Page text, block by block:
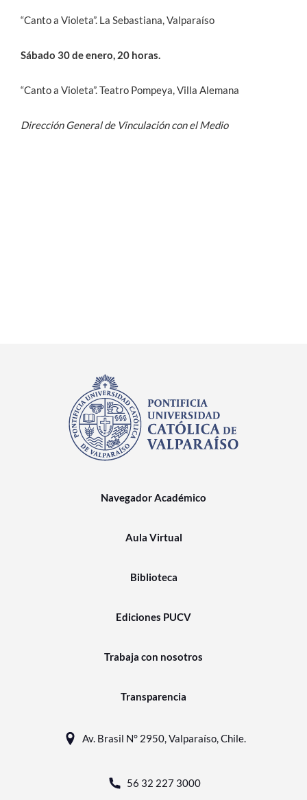
“Canto a Violeta”. La Sebastiana, Valparaíso
Sábado 30 de enero, 20 horas.
“Canto a Violeta”. Teatro Pompeya, Villa Alemana
Dirección General de Vinculación con el Medio
Navegador Académico
Aula Virtual
Biblioteca
Ediciones PUCV
Trabaja con nosotros
Transparencia
Av. Brasil N° 2950, Valparaíso, Chile.
56 32 227 3000